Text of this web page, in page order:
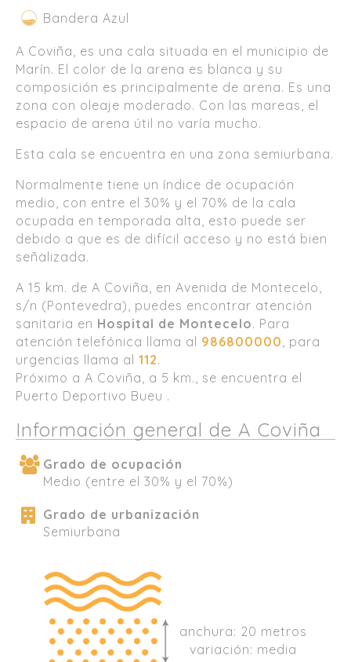
Bandera Azul
A Coviña, es una cala situada en el municipio de
Marín. El color de la arena es blanca y su
composición es principalmente de arena. Es una
zona con oleaje moderado. Con las mareas, el
espacio de arena útil no varía mucho.
Esta cala se encuentra en una zona semiurbana.
Normalmente tiene un índice de ocupación
medio, con entre el 30% y el 70% de la cala
ocupada en temporada alta, esto puede ser
debido a que es de difícil acceso y no está bien
señalizada.
A 15 km. de A Coviña, en Avenida de Montecelo,
s/n (Pontevedra), puedes encontrar atención
sanitaria en Hospital de Montecelo. Para
atención telefónica llama al 986800000, para
urgencias llama al 112.
Próximo a A Coviña, a 5 km., se encuentra el
Puerto Deportivo Bueu .
Información general de A Coviña
Grado de ocupación
Medio (entre el 30% y el 70%)
Grado de urbanización
Semiurbana
anchura: 20 metros
variación: media